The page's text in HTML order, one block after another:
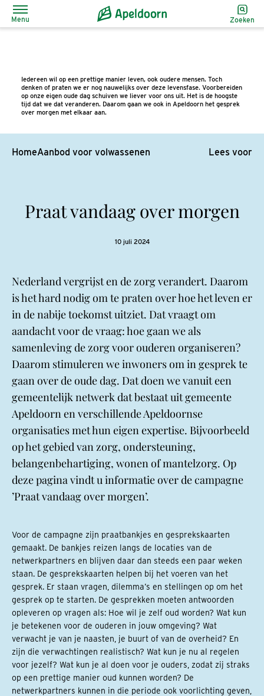
Menu Zoeken
Iedereen wil op een prettige manier leven, ook oudere mensen. Toch
denken of praten we er nog nauwelijks over deze levensfase. Voorbereiden
op onze eigen oude dag schuiven we liever voor ons uit. Het is de hoogste
tijd dat we dat veranderen. Daarom gaan we ook in Apeldoorn het gesprek
over morgen met elkaar aan.
HomeAanbod voor volwassenen Lees voor
Praat vandaag over morgen
10 juli 2024
Nederland vergrijst en de zorg verandert. Daarom
is het hard nodig om te praten over hoe het leven er
in de nabije toekomst uitziet. Dat vraagt om
aandacht voor de vraag: hoe gaan we als
samenleving de zorg voor ouderen organiseren?
Daarom stimuleren we inwoners om in gesprek te
gaan over de oude dag. Dat doen we vanuit een
gemeentelijk netwerk dat bestaat uit gemeente
Apeldoorn en verschillende Apeldoornse
organisaties met hun eigen expertise. Bijvoorbeeld
op het gebied van zorg, ondersteuning,
belangenbehartiging, wonen of mantelzorg. Op
deze pagina vindt u informatie over de campagne
’Praat vandaag over morgen’.
Voor de campagne zijn praatbankjes en gesprekskaarten
gemaakt. De bankjes reizen langs de locaties van de
netwerkpartners en blijven daar dan steeds een paar weken
staan. De gesprekskaarten helpen bij het voeren van het
gesprek. Er staan vragen, dilemma’s en stellingen op om het
gesprek op te starten. De gesprekken moeten antwoorden
opleveren op vragen als: Hoe wil je zelf oud worden? Wat kun
je betekenen voor de ouderen in jouw omgeving? Wat
verwacht je van je naasten, je buurt of van de overheid? En
zijn die verwachtingen realistisch? Wat kun je nu al regelen
voor jezelf? Wat kun je al doen voor je ouders, zodat zij straks
op een prettige manier oud kunnen worden? De
netwerkpartners kunnen in die periode ook voorlichting geven,